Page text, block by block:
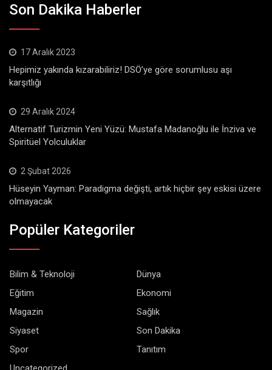
Son Dakika Haberler
17 Aralık 2023
Hepimiz yakında kızarabiliriz! DSÖ’ye göre sorumlusu aşı
karşıtlığı
29 Aralık 2024
Alternatif Turizmin Yeni Yüzü: Mustafa Madanoğlu ile İnziva ve
Spiritüel Yolculuklar
2 Şubat 2026
Hüseyin Yayman: Paradigma değişti, artık hiçbir şey eskisi üzere
olmayacak
Popüler Kategoriler
Bilim & Teknoloji
Dünya
Eğitim
Ekonomi
Magazin
Sağlık
Siyaset
Son Dakika
Spor
Tanıtım